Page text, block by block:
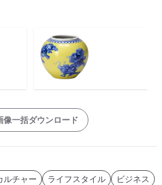
像一括ダウンロード
ルチャー ライフスタイル ビジネス